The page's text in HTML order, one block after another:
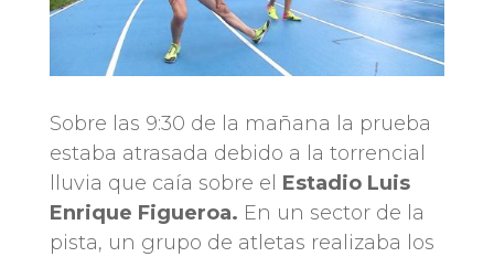
Sobre las 9:30 de la mañana la prueba
estaba atrasada debido a la torrencial
lluvia que caía sobre el Estadio Luis
Enrique Figueroa. En un sector de la
pista, un grupo de atletas realizaba los